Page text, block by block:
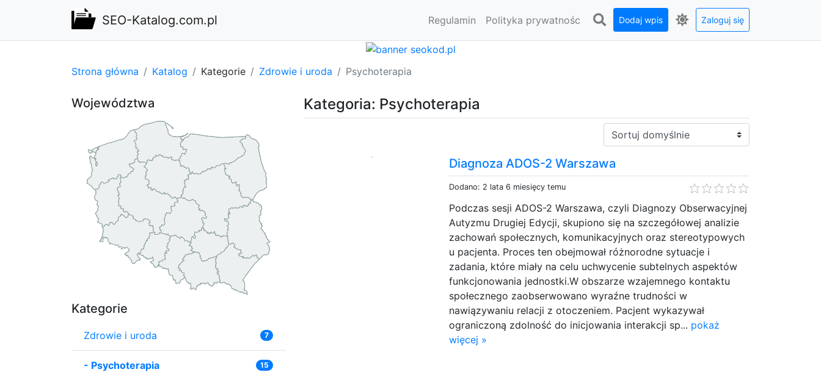
SEO-Katalog.com.pl Regulamin Polityka prywatnośc Dodaj wpis Zaloguj się
Strona główna Katalog Kategorie Zdrowie i uroda Psychoterapia
Kategoria: Psychoterapia
Sortuj:
Diagnoza ADOS-2 Warszawa
Dodano: 2 lata 6 miesięcy temu
Podczas sesji ADOS-2 Warszawa, czyli Diagnozy Obserwacyjnej
Autyzmu Drugiej Edycji, skupiono się na szczegółowej analizie
zachowań społecznych, komunikacyjnych oraz stereotypowych
u pacjenta. Proces ten obejmował różnorodne sytuacje i
zadania, które miały na celu uchwycenie subtelnych aspektów
funkcjonowania jednostki.W obszarze wzajemnego kontaktu
społecznego zaobserwowano wyraźne trudności w
nawiązywaniu relacji z otoczeniem. Pacjent wykazywał
ograniczoną zdolność do inicjowania interakcji sp... pokaż
więcej »
Województwa
Kategorie
Zdrowie i uroda 7
- Psychoterapia 15